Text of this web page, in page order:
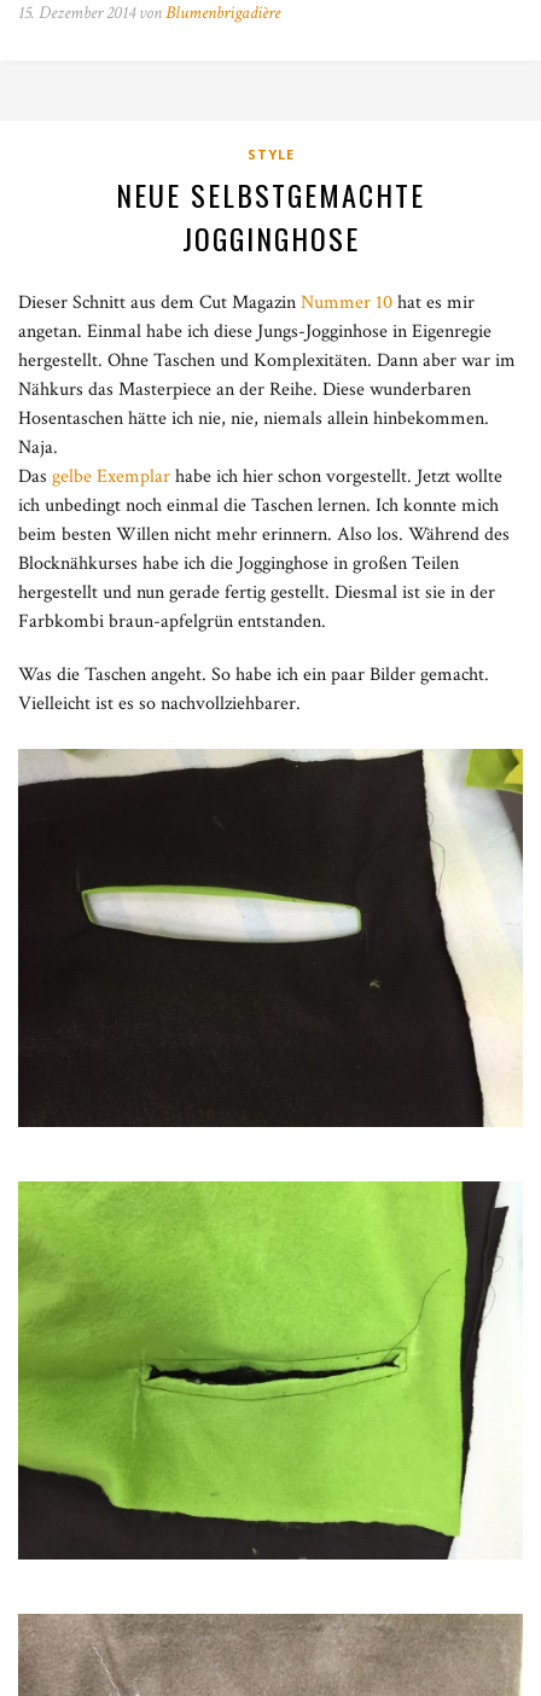
15. Dezember 2014 vonBlumenbrigadière
STYLE
NEUE SELBSTGEMACHTE
JOGGINGHOSE
Dieser Schnitt aus dem Cut MagazinNummer 10hat es mir
angetan. Einmal habe ich diese Jungs-Jogginhose in Eigenregie
hergestellt. Ohne Taschen und Komplexitäten. Dann aber war im
Nähkurs das Masterpiece an der Reihe. Diese wunderbaren
Hosentaschen hätte ich nie, nie, niemals allein hinbekommen.
Naja.
Das gelbe Exemplarhabe ich hier schon vorgestellt. Jetzt wollte
ich unbedingt noch einmal die Taschen lernen. Ich konnte mich
beim besten Willen nicht mehr erinnern. Also los. Während des
Blocknähkurses habe ich die Jogginghose in großen Teilen
hergestellt und nun gerade fertig gestellt. Diesmal ist sie in der
Farbkombi braun-apfelgrün entstanden.
Was die Taschen angeht. So habe ich ein paar Bilder gemacht.
Vielleicht ist es so nachvollziehbarer.